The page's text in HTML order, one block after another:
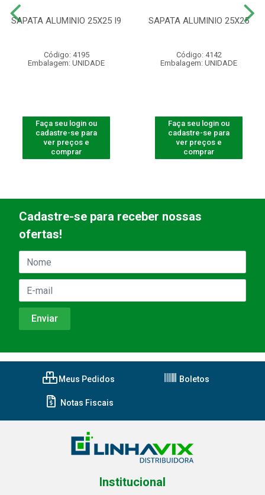
SAPATA ALUMINIO 25X25 I9
Código: 4195
Embalagem: UNIDADE
Faça seu login ou
cadastre-se para
ver preços e
comprar
SAPATA ALUMINIO 25X25
Código: 4142
Embalagem: UNIDADE
Faça seu login ou
cadastre-se para
ver preços e
comprar
Cadastre-se para receber nossas
ofertas!
Meus Pedidos Boletos
Notas Fiscais
Institucional